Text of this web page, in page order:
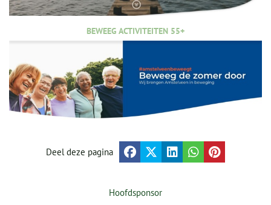
BEWEEG ACTIVITEITEN 55+
Deel deze pagina
Hoofdsponsor